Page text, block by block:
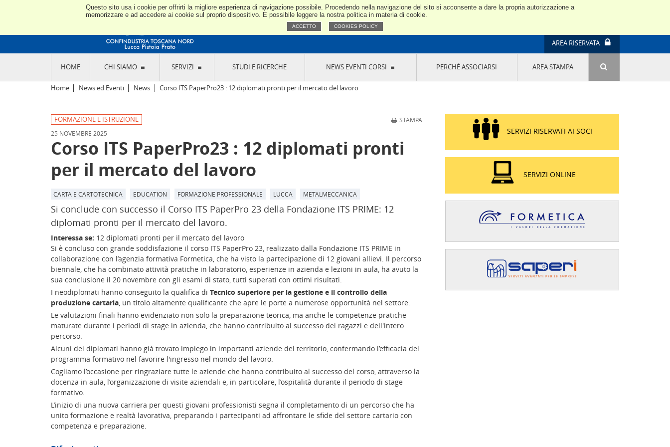
Questo sito usa i cookie per offrirti la migliore esperienza di navigazione possibile. Procedendo nella navigazione del sito si acconsente a dare la propria autorizzazione a
memorizzare e ad accedere ai cookie sul proprio dispositivo. È possibile leggere la nostra politica in materia di cookie.
ACCETTO COOKIES POLICY
Confindustria Toscana Nord
AREA RISERVATA
HOME CHI SIAMO
L'ASSOCIAZIONE
CODICE ETICO E DEI VALORI ASSOCIATIVI
TRASPARENZA CONTRIBUTI PUBBLICI
RAPPRESENTANZA
L'INDUSTRIA E IL TERRITORIO DI LUCCA,
PISTOIA E PRATO
SEDI E CONTATTI
ABOUT US
GOVERNANCE
DESIGNAZIONE
ORGANI DI CONTROLLO
COMITATO PICCOLA
INDUSTRIA
LA NOSTRA RETE
RAPPRESENTANZE IN ENTI ESTERNI
GRUPPI DI ACQUISTO
EDIZIONE
PROGETTO LU.ME.
IL MANAGER DELLA SOSTENIBILITÀ NEL
DISTRETTO TESSILE PRATESE
GRUPPO IMPRENDITORIA FEMMINILE
SOSTENIBILITÀ
SERVIZI
RISERVATI AI SOCI ONLINE
STUDI E RICERCHE NEWS EVENTI CORSI
NEWS EVENTI
PERCHÉ ASSOCIARSI AREA STAMPA
Home News ed Eventi News Corso ITS PaperPro23 : 12 diplomati pronti per il mercato del lavoro
STAMPA
FORMAZIONE E ISTRUZIONE
25 NOVEMBRE 2025
Corso ITS PaperPro23 : 12 diplomati pronti
per il mercato del lavoro
CARTA E CARTOTECNICA EDUCATION FORMAZIONE PROFESSIONALE LUCCA METALMECCANICA
Si conclude con successo il Corso ITS PaperPro 23 della Fondazione ITS PRIME: 12
diplomati pronti per il mercato del lavoro.
Interessa se: 12 diplomati pronti per il mercato del lavoro
Si è concluso con grande soddisfazione il corso ITS PaperPro 23, realizzato dalla Fondazione ITS PRIME in
collaborazione con l’agenzia formativa Formetica, che ha visto la partecipazione di 12 giovani allievi. Il percorso
biennale, che ha combinato attività pratiche in laboratorio, esperienze in azienda e lezioni in aula, ha avuto la
sua conclusione il 20 novembre con gli esami di stato, tutti superati con ottimi risultati.
I neodiplomati hanno conseguito la qualifica di Tecnico superiore per la gestione e il controllo della
produzione cartaria, un titolo altamente qualificante che apre le porte a numerose opportunità nel settore.
Le valutazioni finali hanno evidenziato non solo la preparazione teorica, ma anche le competenze pratiche
maturate durante i periodi di stage in azienda, che hanno contribuito al successo dei ragazzi e dell'intero
percorso.
Alcuni dei diplomati hanno già trovato impiego in importanti aziende del territorio, confermando l’efficacia del
programma formativo nel favorire l'ingresso nel mondo del lavoro.
Cogliamo l’occasione per ringraziare tutte le aziende che hanno contribuito al successo del corso, attraverso la
docenza in aula, l’organizzazione di visite aziendali e, in particolare, l’ospitalità durante il periodo di stage
formativo.
L’inizio di una nuova carriera per questi giovani professionisti segna il completamento di un percorso che ha
unito formazione e realtà lavorativa, preparando i partecipanti ad affrontare le sfide del settore cartario con
competenza e preparazione.
SERVIZI RISERVATI AI SOCI
SERVIZI ONLINE